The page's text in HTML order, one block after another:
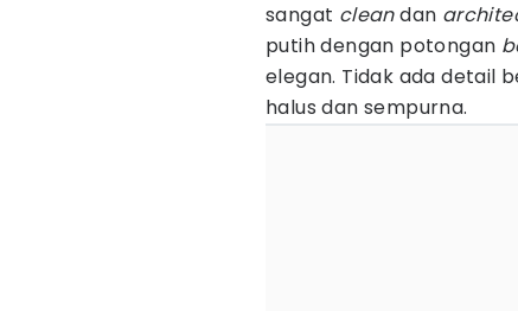
sangat cleandan
putih dengan potongan
elegan. Tidak ada detail
halus dan sempurna.